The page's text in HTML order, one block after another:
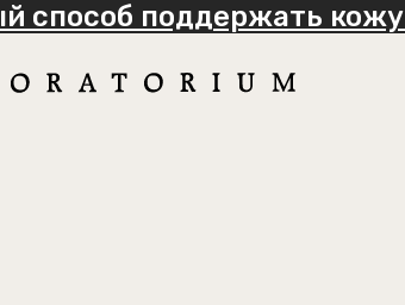
способ поддержать